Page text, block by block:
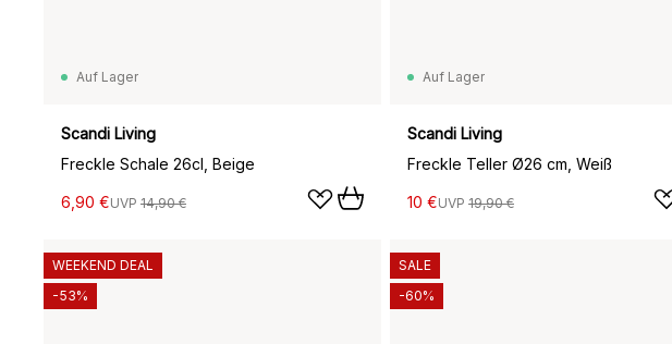
Auf Lager
Scandi Living
Freckle Schale 26cl, Beige
6,90 €UVP 14,90 €
Auf Lager
Scandi Living
Freckle Teller Ø26 cm, Weiß
10 €UVP 19,90 €
WEEKEND DEAL
-53%
SALE
-60%